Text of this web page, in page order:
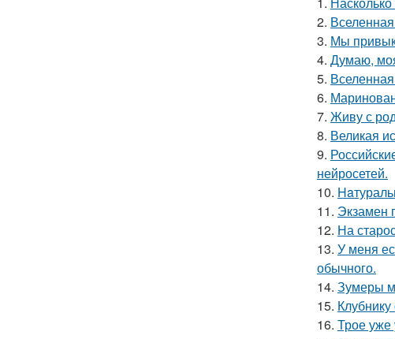
2.
3. Мы
4. Думаю,
5.
6.
7. Живу с
8. Великая
9.
нейросетей.
10.
11. Экзамен
12. На
13. У меня
обычного.
14. Зумеры
15.
16. Трое уже